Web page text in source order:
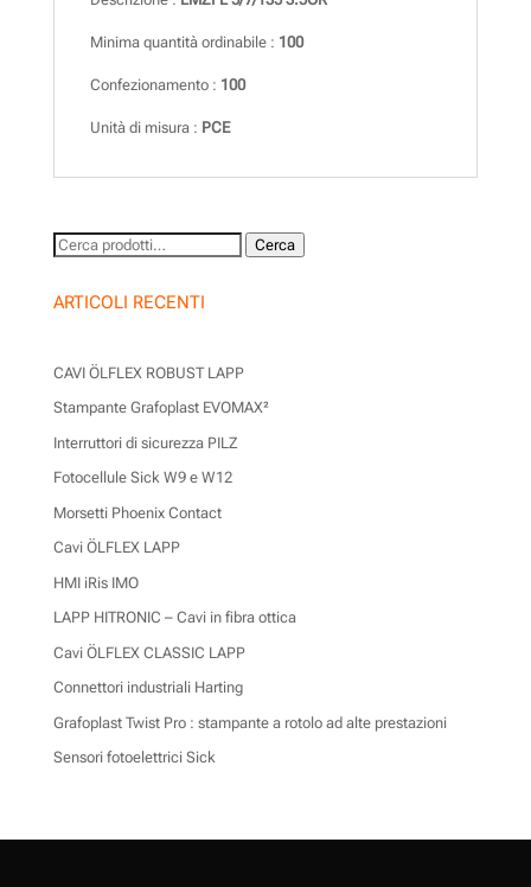
Minima quantità ordinabile : 100
Confezionamento : 100
Unità di misura : PCE
Cerca: Cerca
ARTICOLI RECENTI
CAVI ÖLFLEX ROBUST LAPP
Stampante Grafoplast EVOMAX²
Interruttori di sicurezza PILZ
Fotocellule Sick W9 e W12
Morsetti Phoenix Contact
Cavi ÖLFLEX LAPP
HMI iRis IMO
LAPP HITRONIC – Cavi in fibra ottica
Cavi ÖLFLEX CLASSIC LAPP
Connettori industriali Harting
Grafoplast Twist Pro : stampante a rotolo ad alte prestazioni
Sensori fotoelettrici Sick